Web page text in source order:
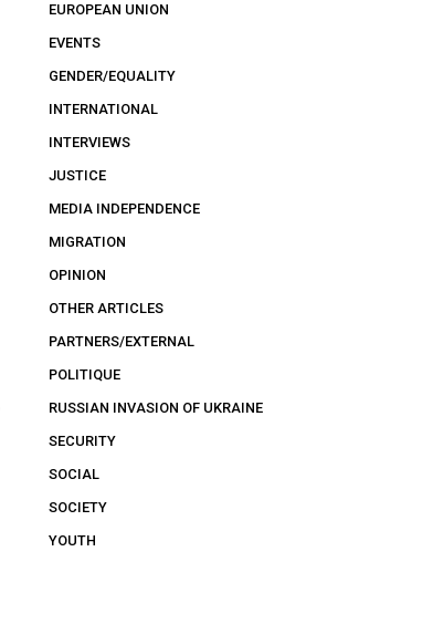
EUROPEAN UNION
EVENTS
GENDER/EQUALITY
INTERNATIONAL
INTERVIEWS
JUSTICE
MEDIA INDEPENDENCE
MIGRATION
OPINION
OTHER ARTICLES
PARTNERS/EXTERNAL
POLITIQUE
RUSSIAN INVASION OF UKRAINE
SECURITY
SOCIAL
SOCIETY
YOUTH